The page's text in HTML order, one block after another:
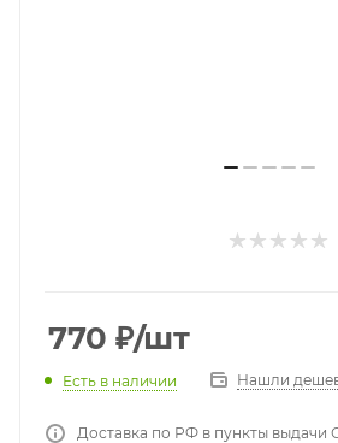
770 ₽/шт
Есть в наличии Нашли
Доставка по РФ в пункты выдачи